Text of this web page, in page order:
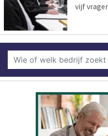
vijf